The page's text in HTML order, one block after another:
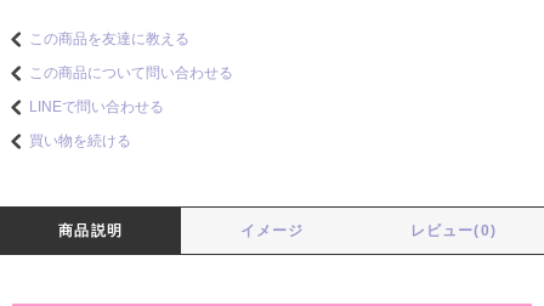
この商品を友達に教える
この商品について問い合わせる
LINEで問い合わせる
買い物を続ける
商品説明 イメージ レビュー(0)